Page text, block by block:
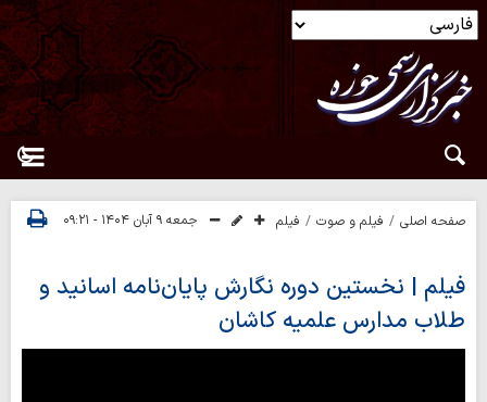
صفحه اصلی فیلم و صوت فیلم جمعه ۹ آبان ۱۴۰۴ - ۰۹:۲۱
فیلم | نخستین دوره‌ نگارش پایان‌نامه‌ اسانید و
طلاب مدارس علمیه کاشان